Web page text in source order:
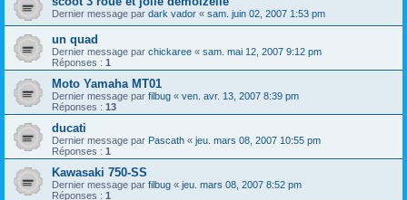
Dernier message par dark vador « sam. juin 02, 2007 1:53 pm
un quad
Dernier message par chickaree « sam. mai 12, 2007 9:12 pm
Réponses : 1
Moto Yamaha MT01
Dernier message par filbug « ven. avr. 13, 2007 8:39 pm
Réponses : 13
ducati
Dernier message par Pascath « jeu. mars 08, 2007 10:55 pm
Réponses : 1
Kawasaki 750-SS
Dernier message par filbug « jeu. mars 08, 2007 8:52 pm
Réponses : 1